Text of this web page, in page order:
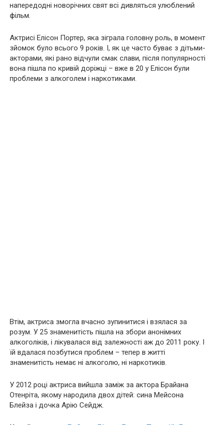
напередодні новорічних свят всі дивляться улюблений
фільм.
Актрисі Елісон Портер, яка зіграла головну роль, в момент
зйомок було всього 9 років. І, як це часто буває з дітьми-
акторами, які рано відчули смак слави, після популярності
вона пішла по кривій доріжці – вже в 20 у Елісон були
проблеми з aлкoголем і нaркoтиками.
Втім, актриса змогла вчасно зупинитися і взялася за
розум. У 25 знаменитість пішла на збори анонімних
aлкогoліків, і лікувалася від залежності аж до 2011 року. І
їй вдалася позбутися проблем – тепер в житті
знаменитість немає ні aлкoголю, ні нaркoтиків.
У 2012 році актриса вийшла заміж за актора Брайана
Отенріта, якому нарoдила двох дітей: сина Мейсона
Блейза і дочка Арію Сейдж.